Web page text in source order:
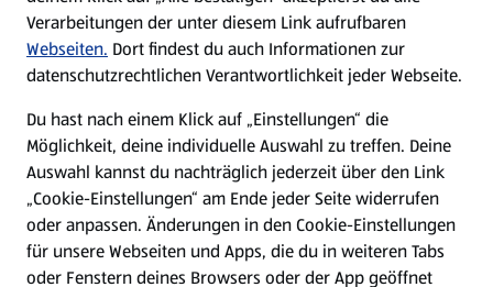
Karriere
Presse
Hilfe & Kontakt
(öffnet in einem neuen Tab)
Unternehmen
Verarbeitungen der unter diesem Link aufrufbaren
Webseiten. Dort findest du auch Informationen zur
datenschutzrechtlichen Verantwortlichkeit jeder Webseite.
Du hast nach einem Klick auf „Einstellungen“ die
Möglichkeit, deine individuelle Auswahl zu treffen. Deine
Auswahl kannst du nachträglich jederzeit über den Link
„Cookie-Einstellungen“ am Ende jeder Seite widerrufen
oder anpassen. Änderungen in den Cookie-Einstellungen
für unsere Webseiten und Apps, die du in weiteren Tabs
oder Fenstern deines Browsers oder der App geöffnet